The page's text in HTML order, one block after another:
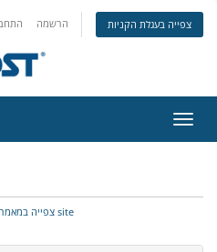
הרשמה צפייה בעגלת הקניות
ניווט
צפייה במאמרים שסומנו site